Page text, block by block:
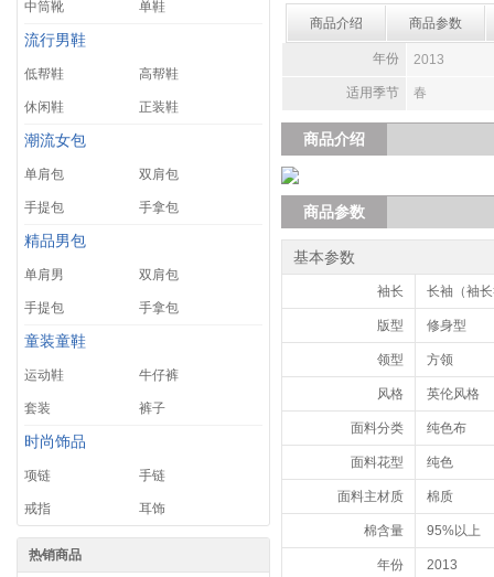
中筒靴 单鞋
流行男鞋
低帮鞋 高帮鞋
休闲鞋 正装鞋
潮流女包
单肩包 双肩包
手提包 手拿包
精品男包
单肩男 双肩包
手提包 手拿包
童装童鞋
运动鞋 牛仔裤
套装 裤子
时尚饰品
项链 手链
戒指 耳饰
热销商品
商品介绍 商品参数
年份 2013
适用季节 春
商品介绍
商品参数
基本参数
袖长 长袖（袖
版型 修身型
领型 方领
风格 英伦风格
面料分类 纯色布
面料花型 纯色
面料主材质 棉质
棉含量 95%以上
年份 2013